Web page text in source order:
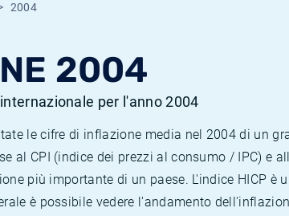
2004
2004
per l'anno 2004
le cifre di inflazione media nel 2004 di un
al CPI (indice dei prezzi al consumo / IPC) e
più importante di un paese. L'indice HICP
è possibile vedere l'andamento